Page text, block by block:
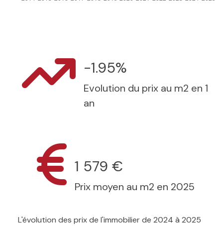
-1.95%
Evolution du prix au m2 en 1
an
1 579 €
Prix moyen au m2 en 2025
L'évolution des prix de l'immobilier de 2024 à 2025